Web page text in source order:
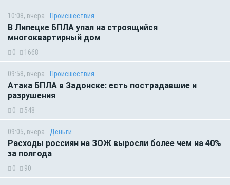
10:08, вчера Происшествия
В Липецке БПЛА упал на строящийся
многоквартирный дом
0 1668
09:58, вчера Происшествия
Атака БПЛА в Задонске: есть пострадавшие и
разрушения
0 548
09:05, вчера Деньги
Расходы россиян на ЗОЖ выросли более чем на 40%
за полгода
0 90